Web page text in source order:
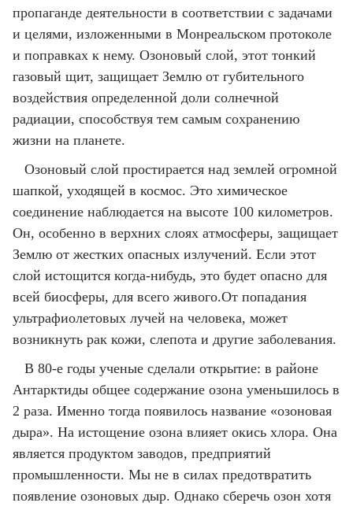
пропаганде деятельности в соответствии с задачами
и целями, изложенными в Монреальском протоколе
и поправках к нему. Озоновый слой, этот тонкий
газовый щит, защищает Землю от губительного
воздействия определенной доли солнечной
радиации, способствуя тем самым сохранению
жизни на планете.
Озоновый слой простирается над землей огромной
шапкой, уходящей в космос. Это химическое
соединение наблюдается на высоте 100 километров.
Он, особенно в верхних слоях атмосферы, защищает
Землю от жестких опасных излучений. Если этот
слой истощится когда-нибудь, это будет опасно для
всей биосферы, для всего живого.От попадания
ультрафиолетовых лучей на человека, может
возникнуть рак кожи, слепота и другие заболевания.
В 80-е годы ученые сделали открытие: в районе
Антарктиды общее содержание озона уменьшилось в
2 раза. Именно тогда появилось название «озоновая
дыра». На истощение озона влияет окись хлора. Она
является продуктом заводов, предприятий
промышленности. Мы не в силах предотвратить
появление озоновых дыр. Однако сберечь озон хотя